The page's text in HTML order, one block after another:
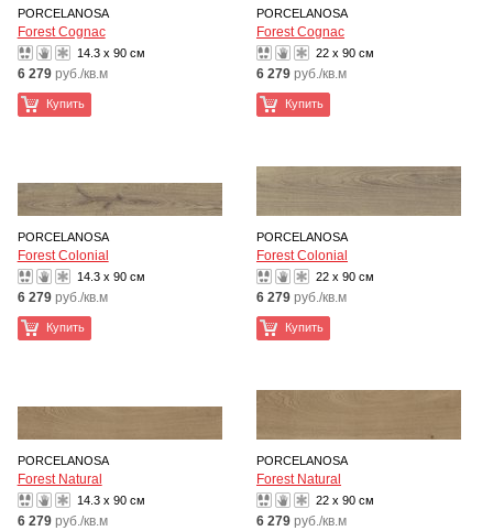
PORCELANOSA
Forest Cognac
14.3 x 90 см
6 279 руб./кв.м
Купить
PORCELANOSA
Forest Cognac
22 x 90 см
6 279 руб./кв.м
Купить
PORCELANOSA
Forest Colonial
14.3 x 90 см
6 279 руб./кв.м
Купить
PORCELANOSA
Forest Colonial
22 x 90 см
6 279 руб./кв.м
Купить
PORCELANOSA
Forest Natural
14.3 x 90 см
6 279 руб./кв.м
PORCELANOSA
Forest Natural
22 x 90 см
6 279 руб./кв.м